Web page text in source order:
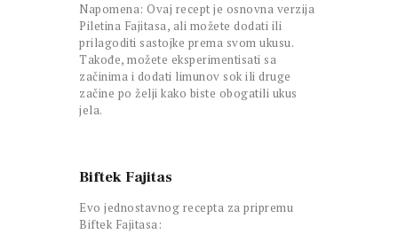
Napomena: Ovaj recept je osnovna verzija
Piletina Fajitasa, ali možete dodati ili
prilagoditi sastojke prema svom ukusu.
Takođe, možete eksperimentisati sa
začinima i dodati limunov sok ili druge
začine po želji kako biste obogatili ukus
jela.
Biftek Fajitas
Evo jednostavnog recepta za pripremu
Biftek Fajitasa: